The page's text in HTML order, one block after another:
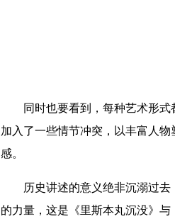
同时也要看到，每种艺术形
加入了一些情节冲突，以丰富人
感。
历史讲述的意义绝非沉溺过
的力量，这是《里斯本丸沉没》与